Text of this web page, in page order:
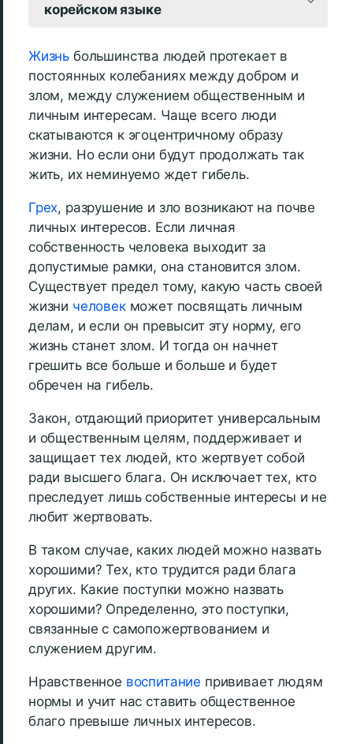
корейском языке
Жизнь большинства людей протекает в
постоянных колебаниях между добром и
злом, между служением общественным и
личным интересам. Чаще всего люди
скатываются к эгоцентричному образу
жизни. Но если они будут продолжать так
жить, их неминуемо ждет гибель.
Грех, разрушение и зло возникают на почве
личных интересов. Если личная
собственность человека выходит за
допустимые рамки, она становится злом.
Существует предел тому, какую часть своей
жизни человекможет посвящать личным
делам, и если он превысит эту норму, его
жизнь станет злом. И тогда он начнет
грешить все больше и больше и будет
обречен на гибель.
Закон, отдающий приоритет универсальным
и общественным целям, поддерживает и
защищает тех людей, кто жертвует собой
ради высшего блага. Он исключает тех, кто
преследует лишь собственные интересы и не
любит жертвовать.
В таком случае, каких людей можно назвать
хорошими? Тех, кто трудится ради блага
других. Какие поступки можно назвать
хорошими? Определенно, это поступки,
связанные с самопожертвованием и
служением другим.
Нравственное воспитание прививает людям
нормы и учит нас ставить общественное
благо превыше личных интересов.